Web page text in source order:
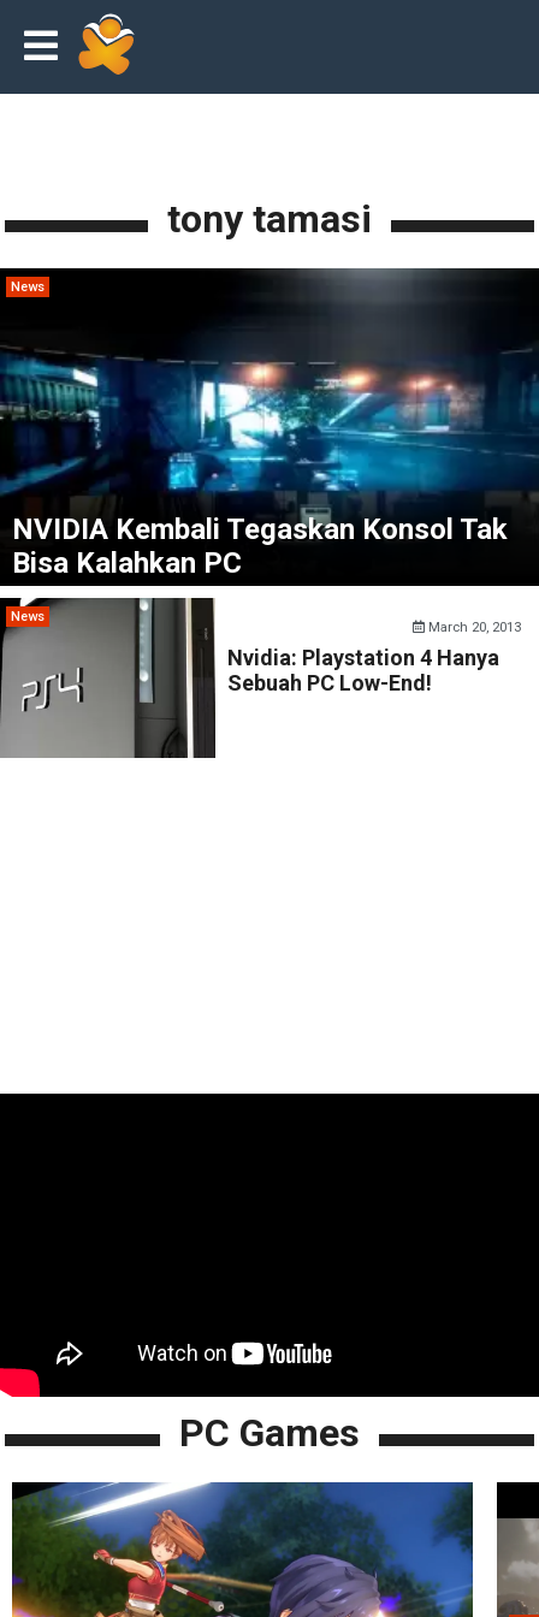
tony tamasi
News
NVIDIA Kembali Tegaskan Konsol Tak
Bisa Kalahkan PC
News
March 20, 2013
Nvidia: Playstation 4 Hanya
Sebuah PC Low-End!
PC Games